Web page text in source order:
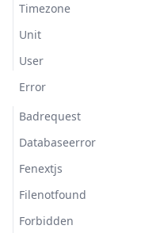
Timezone
Unit
User
Error
Badrequest
Databaseerror
Fenextjs
Filenotfound
Forbidden